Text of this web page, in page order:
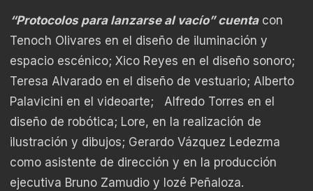
“Protocolos para lanzarse al vacío” cuentacon
Tenoch Olivares en el diseño de iluminación y
espacio escénico; Xico Reyes en el diseño sonoro;
Teresa Alvarado en el diseño de vestuario; Alberto
Palavicini en el videoarte; Alfredo Torres en el
diseño de robótica; Lore, en la realización de
ilustración y dibujos; Gerardo Vázquez Ledezma
como asistente de dirección y en la producción
ejecutiva Bruno Zamudio y Iozé Peñaloza.